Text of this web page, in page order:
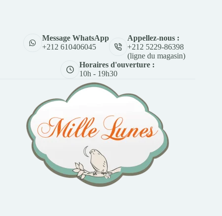
Message WhatsApp
+212 610406045
Appellez-nous :
+212 5229-86398
(ligne du magasin)
Horaires d'ouverture :
10h - 19h30